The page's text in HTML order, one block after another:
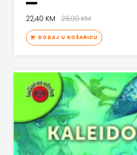
22,40 KM28,00 KM
DODAJ U KOŠARICU